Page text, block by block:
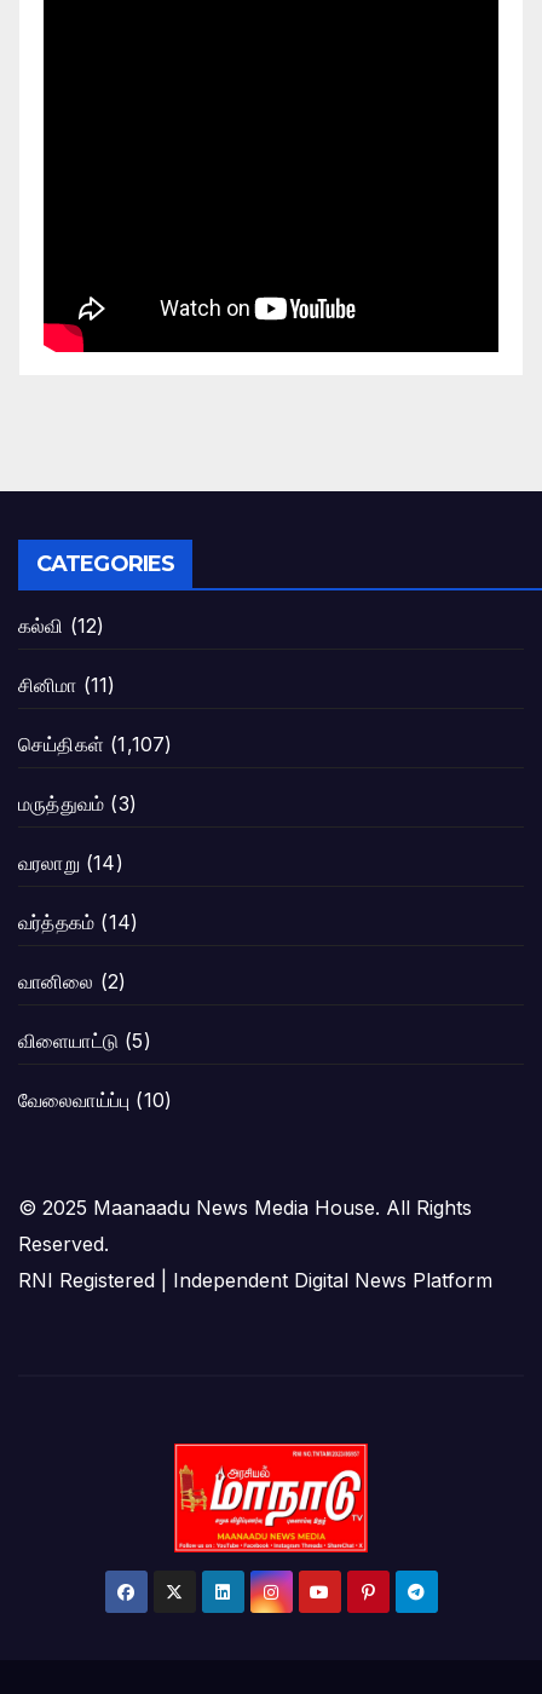
CATEGORIES
கல்வி (12)
சினிமா (11)
செய்திகள் (1,107)
மருத்துவம் (3)
வரலாறு (14)
வர்த்தகம் (14)
வானிலை (2)
விளையாட்டு (5)
வேலைவாய்ப்பு (10)
© 2025 Maanaadu News Media House. All Rights
Reserved.
RNI Registered | Independent Digital News Platform